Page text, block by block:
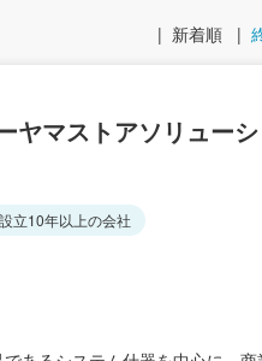
| 新着順 |
ヤマストアソリューシ
設立10年以上の会社